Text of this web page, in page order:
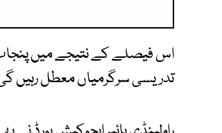
اس فیصلے کے نتیجے میں پنجاب
تدریسی سرگرمیاں معطل رہیں